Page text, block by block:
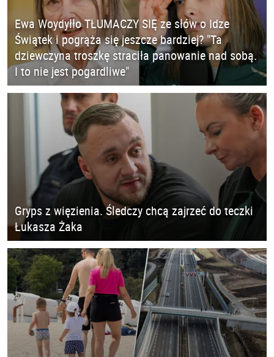
Ewa Woydyłło TŁUMACZY SIĘ ze słów o Idze
Świątek i pogrąża się jeszcze bardziej? "Ta
dziewczyna troszkę straciła panowanie nad sobą.
I to nie jest pogardliwe"
Gryps z więzienia. Śledczy chcą zajrzeć do teczki
Łukasza Żaka